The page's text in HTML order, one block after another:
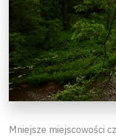
Mniejsze miejscowości